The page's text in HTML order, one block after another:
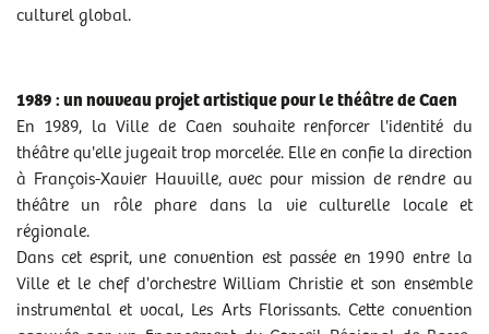
culturel global.
1989 : un nouveau projet artistique pour le théâtre de Caen
En 1989, la Ville de Caen souhaite renforcer l'identité du
théâtre qu'elle jugeait trop morcelée. Elle en confie la direction
à François-Xavier Hauville, avec pour mission de rendre au
théâtre un rôle phare dans la vie culturelle locale et
régionale.
Dans cet esprit, une convention est passée en 1990 entre la
Ville et le chef d'orchestre William Christie et son ensemble
instrumental et vocal, Les Arts Florissants. Cette convention